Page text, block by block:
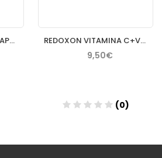
IMMUNILFLOR ESI 30 CAPSULAS REDOXON VITAMINA C+VIT D+ZINC 15 COMP EFER
9,50€
(0)